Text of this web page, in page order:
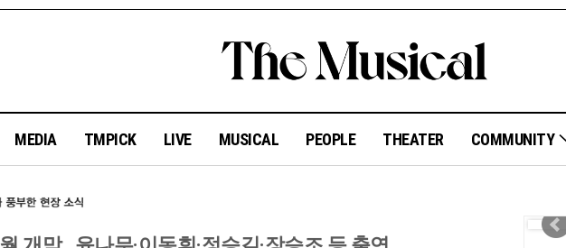
MEDIA TMPICK LIVE MUSICAL PEOPLE THEATER COMMUNITY